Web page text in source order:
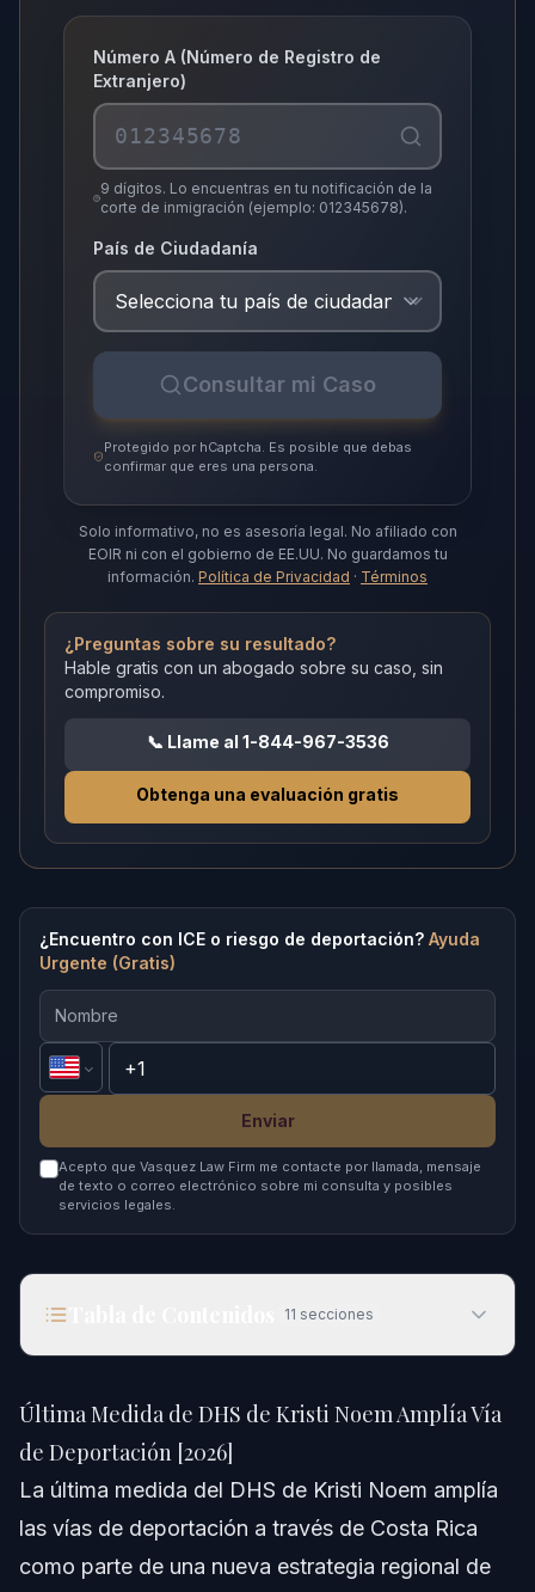
Número A (Número de Registro de
Extranjero)
9 dígitos. Lo encuentras en tu notificación de la
corte de inmigración (ejemplo: 012345678).
País de Ciudadanía
Consultar mi Caso
Protegido por hCaptcha. Es posible que debas
confirmar que eres una persona.
Solo informativo, no es asesoría legal. No afiliado con
EOIR ni con el gobierno de EE.UU. No guardamos tu
información. Política de Privacidad · Términos
¿Preguntas sobre su resultado?
Hable gratis con un abogado sobre su caso, sin
compromiso.
📞 Llame al 1-844-967-3536
Obtenga una evaluación gratis
¿Encuentro con ICE o riesgo de deportación? Ayuda
Urgente (Gratis)
Enviar
Acepto que Vasquez Law Firm me contacte por llamada, mensaje
de texto o correo electrónico sobre mi consulta y posibles
servicios legales.
11 secciones
Respuesta Rápida
Entendiendo la Estrategia Final de Deportación
del DHS de Kristi Noem
Kristi Noem y los Esfuerzos de Seguridad Fronteriza
Última Medida de DHS de Kristi Noem Amplía Vía
de Deportación [2026]
La última medida del DHS de Kristi Noem amplía
las vías de deportación a través de Costa Rica
como parte de una nueva estrategia regional de